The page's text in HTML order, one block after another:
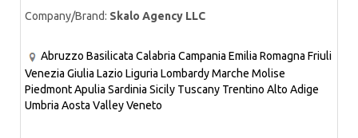
Company/Brand: Skalo Agency LLC
Abruzzo Basilicata Calabria Campania Emilia Romagna Friuli
Venezia Giulia Lazio Liguria LombardyMarche Molise
PiedmontApulia Sardinia Sicily Tuscany Trentino Alto Adige
Umbria Aosta ValleyVeneto